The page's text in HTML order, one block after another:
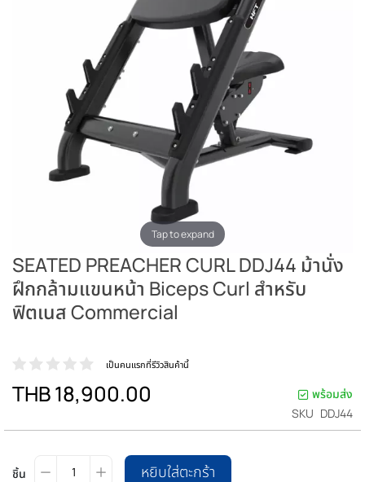
Tap to expand
SEATED PREACHER CURL DDJ44 ม้านั่ง
ฝึกกล้ามแขนหน้า Biceps Curl สำหรับ
ฟิตเนส Commercial
เป็นคนแรกที่รีวิวสินค้านี้
THB 18,900.00
พร้อมส่ง
SKU DDJ44
ชิ้น หยิบใส่ตะกร้า